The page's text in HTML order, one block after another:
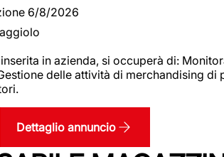
6/8/2026
in azienda, si occuperà di:
delle attività di merchandising
Dettaglio annuncio